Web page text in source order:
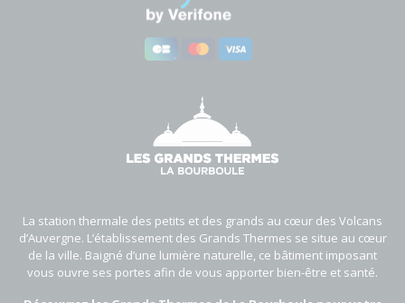
La station thermale des petits et des grands au cœur des Volcans
d’Auvergne. L’établissement des Grands Thermes se situe au cœur
de la ville. Baigné d’une lumière naturelle, ce bâtiment imposant
vous ouvre ses portes afin de vous apporter bien-être et santé.